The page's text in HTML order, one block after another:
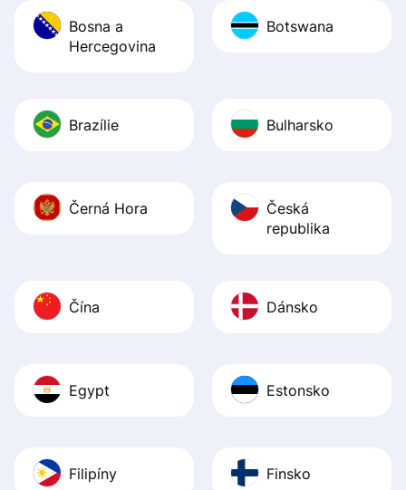
Bosna a
Hercegovina
Botswana
Brazílie Bulharsko
Černá Hora
Česká
republika
Čína Dánsko
Egypt Estonsko
Filipíny Finsko